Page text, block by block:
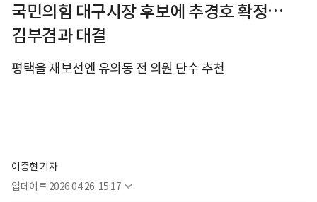
국민의힘 대구시장 후보에 추경호 확정…
김부겸과 대결
평택을 재보선엔 유의동 전 의원 단수 추천
이종현 기자
업데이트 2026.04.26. 15:17